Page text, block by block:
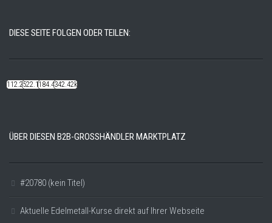
DIESE SEITE FOLGEN ODER TEILEN:
112.22k522.14k184.48k342.42k
ÜBER DIESEN B2B-GROSSHÄNDLER MARKTPLATZ
#20780 (kein Titel)
Aktuelle Edelmetall-Kurse direkt auf Ihrer Webseite